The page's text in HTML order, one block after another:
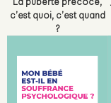
c’est quoi, c’est quand
?